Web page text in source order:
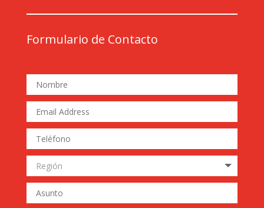
Formulario de Contacto